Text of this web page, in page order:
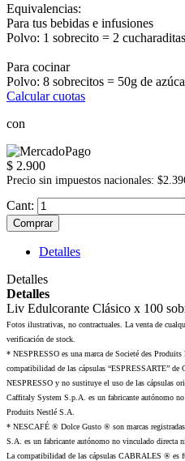
Equivalencias:
Para tus bebidas e infusiones
Polvo: 1 sobrecito = 2
Para cocinar
Polvo: 8 sobrecitos = 50g de
Calcular cuotas
con
$ 2.900
Precio sin impuestos nacionales:
Cant:
Comprar
Detalles
Detalles
Detalles
Liv Edulcorante Clásico x 100
Fotos ilustrativas, no contractuales. La venta de
verificación de stock.
* NESPRESSO es una marca de Societé des
compatibilidad de las cápsulas “ESPRESSARTE” de
NESPRESSO y no sustituye el uso de las cápsulas
Caffitaly System S.p.A. es un fabricante autónomo
Produits Nestlé S.A.
* NESCAFÉ ® Dolce Gusto ® son marcas
S.A. es un fabricante autónomo no vinculado directa
La compatibilidad de las cápsulas CABRALES ® es